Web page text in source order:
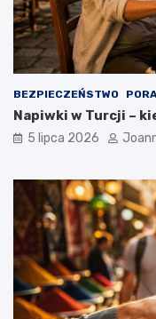
BEZPIECZEŃSTWO
Napiwki w Turcji –
5 lipca 2026